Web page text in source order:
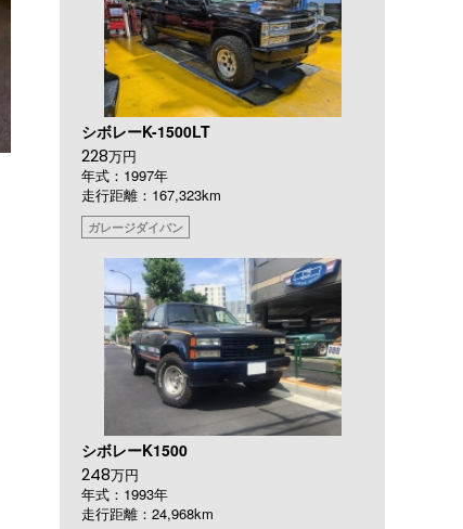
シボレーK-1500LT
228万円
年式：1997年
走行距離：167,323km
ガレージダイバン
シボレーK1500
248万円
年式：1993年
走行距離：24,968km